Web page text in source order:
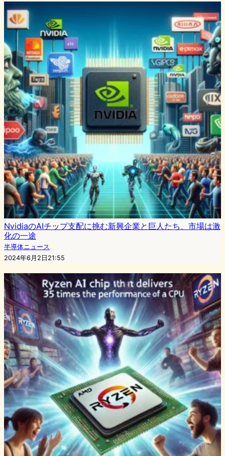
NvidiaのAIチップ支配に挑む新興企業と巨人たち、市場は激
化の一途
半導体ニュース
2024年6月2日21:55